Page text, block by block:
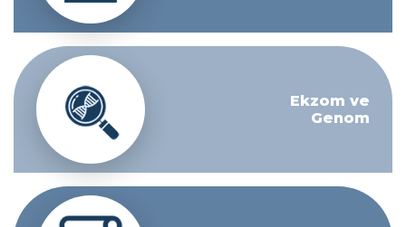
Ekzom ve
Genom